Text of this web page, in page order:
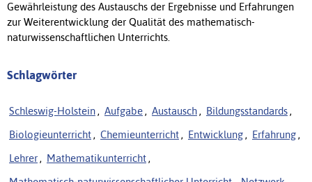
Gewährleistung des Austauschs der Ergebnisse und Erfahrungen
zur Weiterentwicklung der Qualität des mathematisch-
naturwissenschaftlichen Unterrichts.
Schlagwörter
Schleswig-Holstein , Aufgabe , Austausch , Bildungsstandards ,
Biologieunterricht , Chemieunterricht , Entwicklung , Erfahrung ,
Lehrer , Mathematikunterricht ,